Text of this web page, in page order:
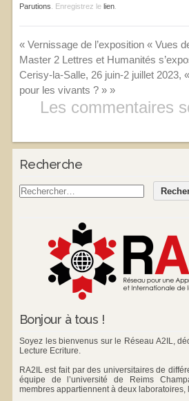
Parutions . Enregistrez le lien.
«Vernissage de l’exposition « Vues
Master 2 Lettres et Humanités
Cerisy-la-Salle, 26 juin-2 juillet 2023,
pour les vivants ? » »
Les commentaires
Recherche
Bonjour à tous !
Soyez les bienvenus sur le Réseau A2IL,
Lecture Ecriture.
RA2IL est fait par des universitaires de
équipe de l’université de Reims
membres appartiennent à deux laboratoires,